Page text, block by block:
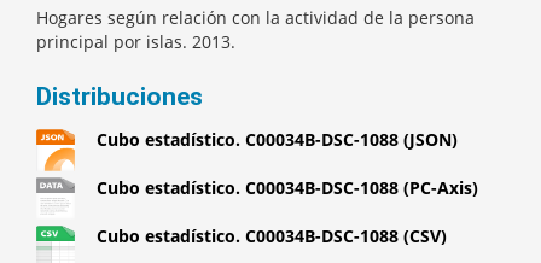
Hogares según relación con la actividad de la persona
principal por islas. 2013.
Distribuciones
Cubo estadístico. C00034B-DSC-1088 (JSON)
Cubo estadístico. C00034B-DSC-1088 (PC-Axis)
Cubo estadístico. C00034B-DSC-1088 (CSV)